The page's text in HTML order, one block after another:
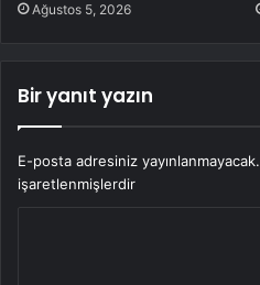
Ağustos 5, 2026
Bir yanıt yazın
E-posta adresiniz yayınlanmayacak.
işaretlenmişlerdir